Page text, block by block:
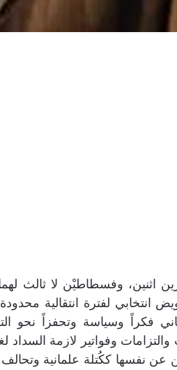
اثنين، وفسطاطيْن لا
انتخابي لفترة انتقالية
فكراً وسياسة وتحفزاً نحو
وفواتير لازمة السداد
نفسها ككُتلة علمانية